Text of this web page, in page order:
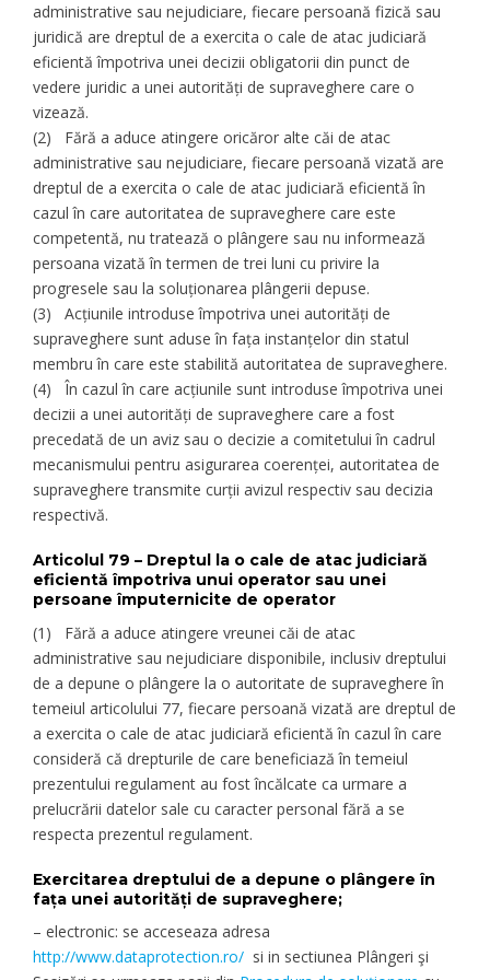
administrative sau nejudiciare, fiecare persoană fizică sau
juridică are dreptul de a exercita o cale de atac judiciară
eficientă împotriva unei decizii obligatorii din punct de
vedere juridic a unei autorități de supraveghere care o
vizează.
(2) Fără a aduce atingere oricăror alte căi de atac
administrative sau nejudiciare, fiecare persoană vizată are
dreptul de a exercita o cale de atac judiciară eficientă în
cazul în care autoritatea de supraveghere care este
competentă, nu tratează o plângere sau nu informează
persoana vizată în termen de trei luni cu privire la
progresele sau la soluționarea plângerii depuse.
(3) Acțiunile introduse împotriva unei autorități de
supraveghere sunt aduse în fața instanțelor din statul
membru în care este stabilită autoritatea de supraveghere.
(4) În cazul în care acțiunile sunt introduse împotriva unei
decizii a unei autorități de supraveghere care a fost
precedată de un aviz sau o decizie a comitetului în cadrul
mecanismului pentru asigurarea coerenței, autoritatea de
supraveghere transmite curții avizul respectiv sau decizia
respectivă.
Articolul 79 – Dreptul la o cale de atac judiciară
eficientă împotriva unui operator sau unei
persoane împuternicite de operator
(1) Fără a aduce atingere vreunei căi de atac
administrative sau nejudiciare disponibile, inclusiv dreptului
de a depune o plângere la o autoritate de supraveghere în
temeiul articolului 77, fiecare persoană vizată are dreptul de
a exercita o cale de atac judiciară eficientă în cazul în care
consideră că drepturile de care beneficiază în temeiul
prezentului regulament au fost încălcate ca urmare a
prelucrării datelor sale cu caracter personal fără a se
respecta prezentul regulament.
Exercitarea dreptului de a depune o plângere în
fața unei autorități de supraveghere;
– electronic: se acceseaza adresa
http://www.dataprotection.ro/ si in sectiunea Plângeri şi